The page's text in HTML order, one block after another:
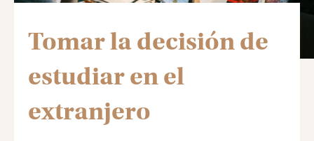
Tomar la decisión de
estudiar en el
extranjero